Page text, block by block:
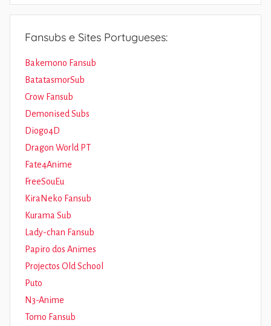
Fansubs e Sites Portugueses:
Bakemono Fansub
BatatasmorSub
Crow Fansub
Demonised Subs
Diogo4D
Dragon World PT
Fate4Anime
FreeSouEu
KiraNeko Fansub
Kurama Sub
Lady-chan Fansub
Papiro dos Animes
Projectos Old School
Puto
N3-Anime
Tomo Fansub